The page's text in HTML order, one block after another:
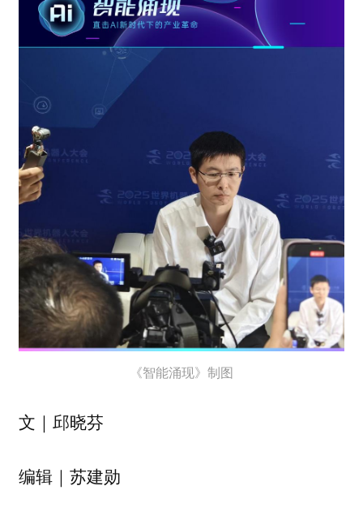
《智能涌现》制图
文｜邱晓芬
编辑｜苏建勋